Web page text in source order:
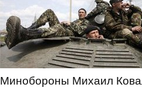
Минобороны Михаил